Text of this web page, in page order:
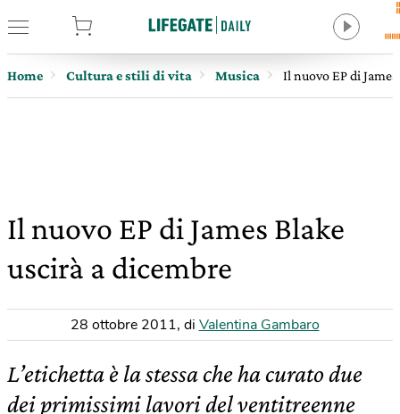
Home Cultura e stili di vita Musica Il nuovo EP di
Il nuovo EP di James Blake
uscirà a dicembre
28 ottobre 2011, di Valentina Gambaro
L’etichetta è la stessa che ha curato due
dei primissimi lavori del ventitreenne